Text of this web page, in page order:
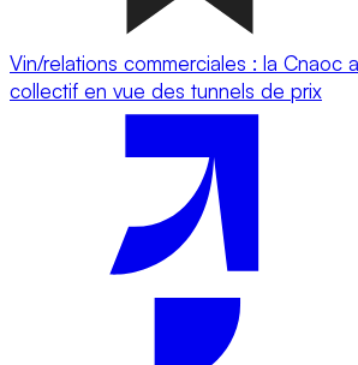
Vin/relations commerciales : la Cnaoc
collectif en vue des tunnels de prix